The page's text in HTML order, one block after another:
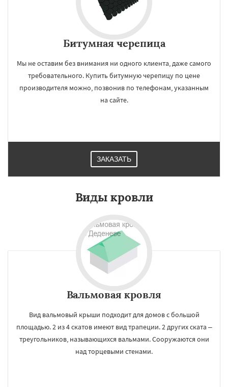
Работаем по
×
Битумная черепица
Мы не оставим без внимания ни одного клиента, даже самого
требовательного. Купить битумную черепицу по цене
производителя можно, позвонив по телефонам, указанным
на сайте.
ЗАКАЗАТЬ
Виды кровли
Вальмовая кровля
Вид вальмовый крыши подходит для домов с большой
площадью. 2 из 4 скатов имеют вид трапеции. 2 других ската –
треугольников, называющихся вальмами. Сооружаются они
над торцевыми стенами.
УЗНАТЬ ПОДРОБНЕЕ ×